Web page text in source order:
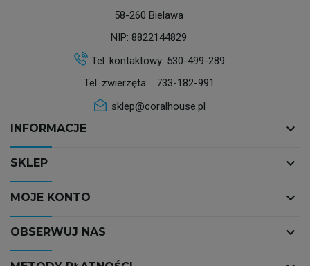
58-260 Bielawa
NIP: 8822144829
Tel. kontaktowy: 530-499-289
Tel. zwierzęta: 733-182-991
sklep@coralhouse.pl
INFORMACJE keyboard_arrow_down
SKLEP keyboard_arrow_down
MOJE KONTO keyboard_arrow_down
OBSERWUJ NAS keyboard_arrow_down